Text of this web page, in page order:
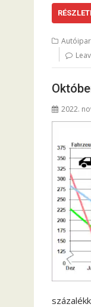
Autóipar
2022.